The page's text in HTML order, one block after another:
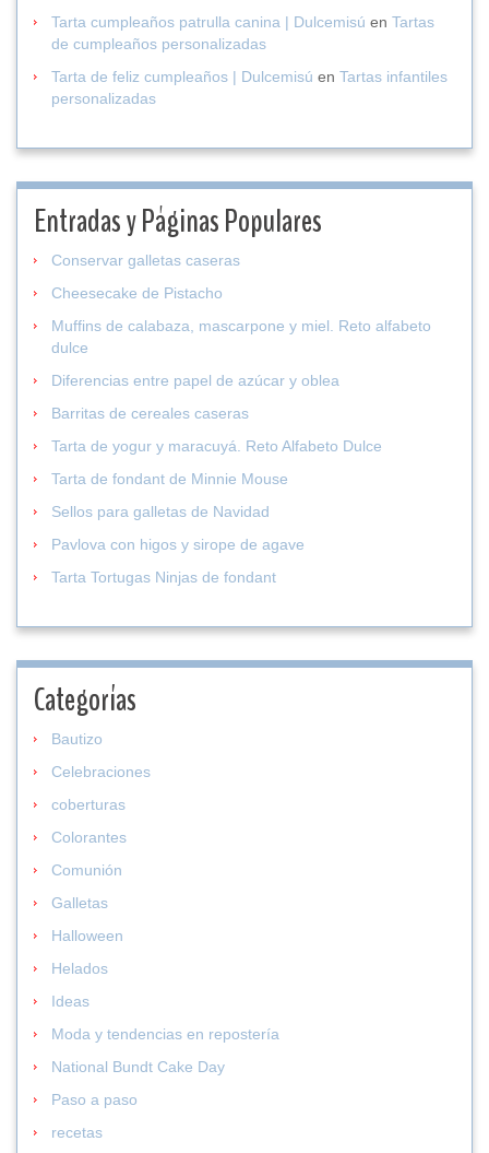
Tarta cumpleaños patrulla canina | Dulcemisú en Tartas
de cumpleaños personalizadas
Tarta de feliz cumpleaños | Dulcemisú en Tartas infantiles
personalizadas
Entradas y Páginas Populares
Conservar galletas caseras
Cheesecake de Pistacho
Muffins de calabaza, mascarpone y miel. Reto alfabeto
dulce
Diferencias entre papel de azúcar y oblea
Barritas de cereales caseras
Tarta de yogur y maracuyá. Reto Alfabeto Dulce
Tarta de fondant de Minnie Mouse
Sellos para galletas de Navidad
Pavlova con higos y sirope de agave
Tarta Tortugas Ninjas de fondant
Categorías
Bautizo
Celebraciones
coberturas
Colorantes
Comunión
Galletas
Halloween
Helados
Ideas
Moda y tendencias en repostería
National Bundt Cake Day
Paso a paso
recetas